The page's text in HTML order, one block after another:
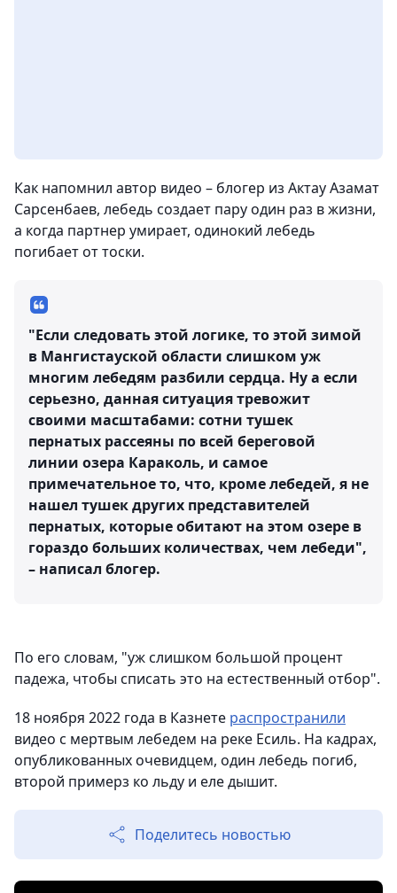
Как напомнил автор видео – блогер из Актау Азамат
Сарсенбаев, лебедь создает пару один раз в жизни,
а когда партнер умирает, одинокий лебедь
погибает от тоски.
"Если следовать этой логике, то этой зимой
в Мангистауской области слишком уж
многим лебедям разбили сердца. Ну а если
серьезно, данная ситуация тревожит
своими масштабами: сотни тушек
пернатых рассеяны по всей береговой
линии озера Караколь, и самое
примечательное то, что, кроме лебедей, я не
нашел тушек других представителей
пернатых, которые обитают на этом озере в
гораздо больших количествах, чем лебеди",
– написал блогер.
По его словам, "уж слишком большой процент
падежа, чтобы списать это на естественный отбор".
18 ноября 2022 года в Казнете распространили
видео с мертвым лебедем на реке Есиль. На кадрах,
опубликованных очевидцем, один лебедь погиб,
второй примерз ко льду и еле дышит.
Поделитесь новостью